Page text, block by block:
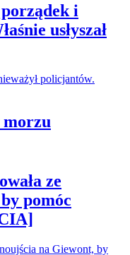
porządek i
usłyszał
morzu
ze
pomóc